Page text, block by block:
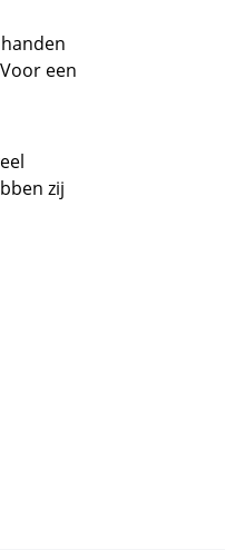
een
zij